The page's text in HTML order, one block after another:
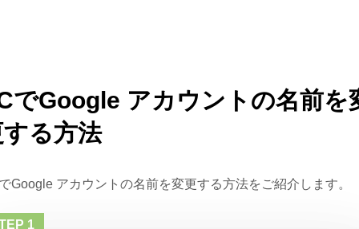
でGoogle アカウントの名前を
る方法
Google アカウントの名前を変更する方法をご紹介します。